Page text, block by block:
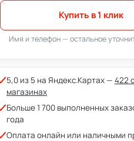
Купить в 1 клик
Имя и телефон — остальное
5,0 из 5 на Яндекс.Картах — 422
магазинах
Больше 1 700 выполненных
года
Оплата онлайн или наличными